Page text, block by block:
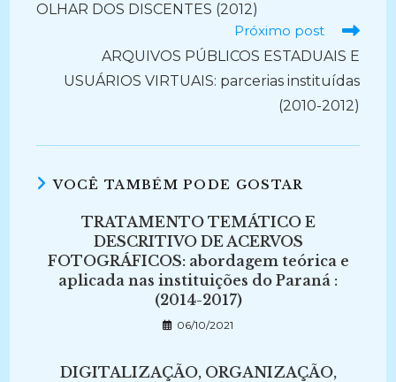
OLHAR DOS DISCENTES (2012)
Próximo post
ARQUIVOS PÚBLICOS ESTADUAIS E
USUÁRIOS VIRTUAIS: parcerias instituídas
(2010-2012)
VOCÊ TAMBÉM PODE GOSTAR
TRATAMENTO TEMÁTICO E
DESCRITIVO DE ACERVOS
FOTOGRÁFICOS: abordagem teórica e
aplicada nas instituições do Paraná :
(2014-2017)
06/10/2021
DIGITALIZAÇÃO, ORGANIZAÇÃO,